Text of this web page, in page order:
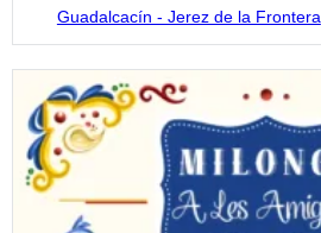
Guadalcacín - Jerez de la Frontera